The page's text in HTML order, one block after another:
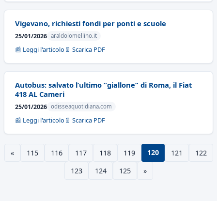
Vigevano, richiesti fondi per ponti e scuole
25/01/2026 araldolomellino.it
📰 Leggi l'articolo 📄 Scarica PDF
Autobus: salvato l’ultimo “giallone” di Roma, il Fiat
418 AL Cameri
25/01/2026 odisseaquotidiana.com
📰 Leggi l'articolo 📄 Scarica PDF
« 115 116 117 118 119 120 121
122
123
124 125 »